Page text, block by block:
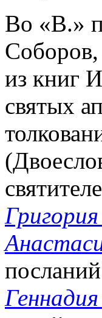
Во «В.»
Соборов,
из книг
святых